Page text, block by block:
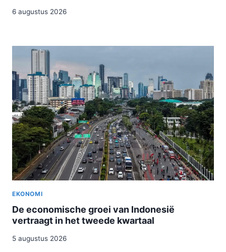
6 augustus 2026
EKONOMI
De economische groei van Indonesië
vertraagt ​​in het tweede kwartaal
5 augustus 2026